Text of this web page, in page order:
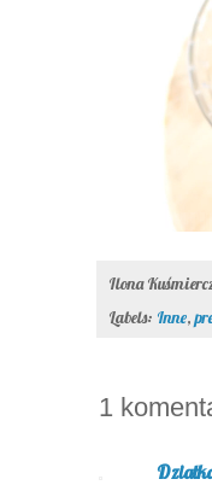
Ilona
Labels: Inne,
1